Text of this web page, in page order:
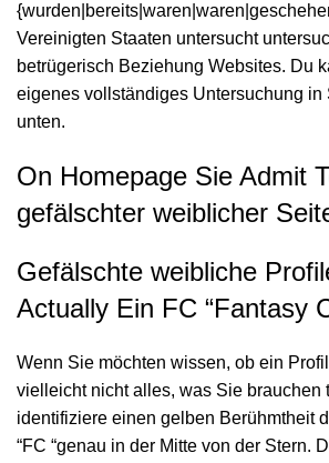
Vereinigten Staaten untersucht
betrügerisch Beziehung Websites. Du
eigenes vollständiges Untersuchung in
unten.
On Homepage Sie Admit
gefälschter weiblicher
Gefälschte weibliche
Actually Ein FC “Fantasy
Wenn Sie möchten wissen, ob ein
vielleicht nicht alles, was Sie brauchen
identifiziere einen gelben Berühmtheit
“FC “genau in der Mitte von der Stern.